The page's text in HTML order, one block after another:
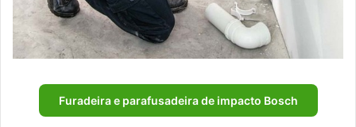
Furadeira e parafusadeira de impacto Bosch